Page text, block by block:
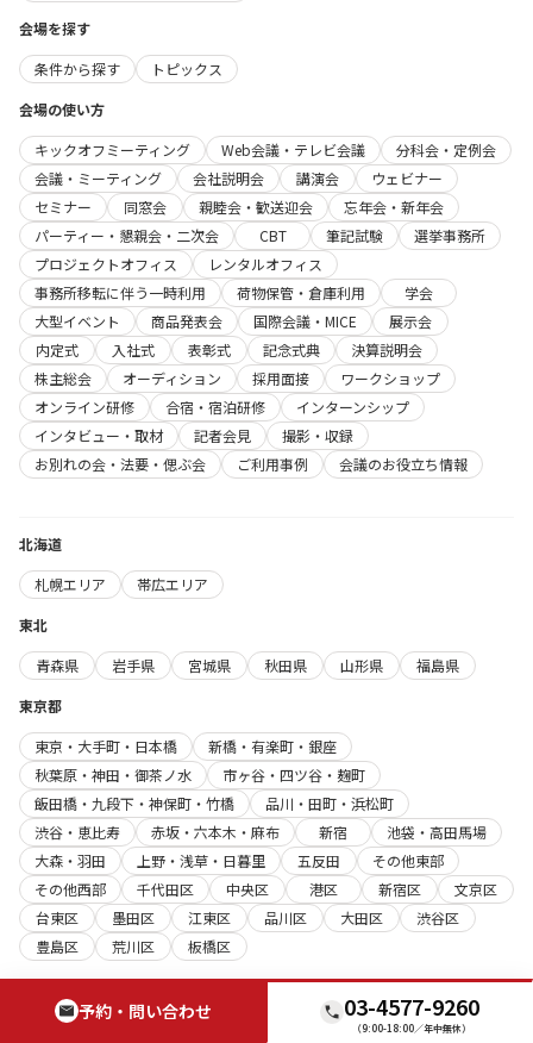
予約・問い合わせ 03-4577-9260
（9:00-18:00／年中無休）
会場を探す
条件から探す
トピックス
会場の使い方
キックオフミーティング
Web会議・テレビ会議
分科会・定例会
会議・ミーティング
会社説明会 講演会
ウェビナー
セミナー
同窓会 親睦会・歓送迎会
忘年会・新年会
パーティー・懇親会・二次会
CBT 筆記試験
選挙事務所
プロジェクトオフィス
レンタルオフィス
事務所移転に伴う一時利用
荷物保管・倉庫利用
学会
大型イベント
商品発表会 国際会議・MICE
展示会
内定式
入社式 表彰式 記念式典
決算説明会
株主総会
オーディション 採用面接
ワークショップ
オンライン研修
合宿・宿泊研修
インターンシップ
インタビュー・取材
記者会見
撮影・収録
お別れの会・法要・偲ぶ会
ご利用事例 会議のお役立ち情報
北海道
札幌エリア
帯広エリア
東北
青森県
岩手県 宮城県 秋田県 山形県
福島県
東京都
東京・大手町・日本橋
新橋・有楽町・銀座
秋葉原・神田・御茶ノ水
市ヶ谷・四ツ谷・麹町
飯田橋・九段下・神保町・竹橋
品川・田町・浜松町
渋谷・恵比寿
赤坂・六本木・麻布 新宿
池袋・高田馬場
大森・羽田
上野・浅草・日暮里 五反田
その他東部
その他西部
千代田区 中央区 港区 新宿区
文京区
台東区
墨田区 江東区 品川区 大田区
渋谷区
豊島区
荒川区
板橋区
神奈川県
群馬県 茨城県